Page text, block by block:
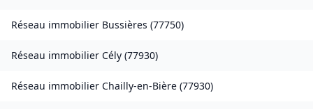
Réseau immobilier Bussières (77750)
Réseau immobilier Cély (77930)
Réseau immobilier Chailly-en-Bière (77930)